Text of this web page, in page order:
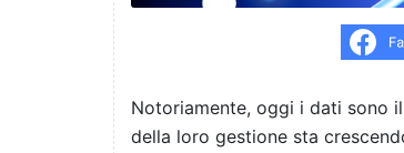
Notoriamente, oggi i dati sono
della loro gestione sta